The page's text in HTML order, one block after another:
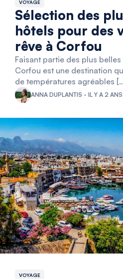
VOYAGE
Sélection des
hôtels pour des
rêve à Corfou
Faisant partie des plus
Corfou est une destination
de températures agréables
ANNA DUPLANTIS - IL Y A 2 ANS
VOYAGE